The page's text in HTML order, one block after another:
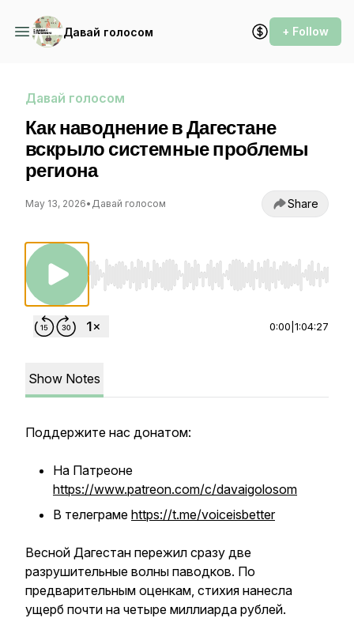
Давай голосом + Follow
Давай голосом
Как наводнение в Дагестане
вскрыло системные проблемы
региона
May 13, 2026• Давай голосом Share
Use Left/Right to seek, Home/End to jump
0:00 1:04:27
Show Notes
Поддержите нас донатом:
На Патреоне
https://www.patreon.com/c/davaigolosom
В телеграме https://t.me/voiceisbetter
Весной Дагестан пережил сразу две
разрушительные волны паводков. По
предварительным оценкам, стихия нанесла
ущерб почти на четыре миллиарда рублей.